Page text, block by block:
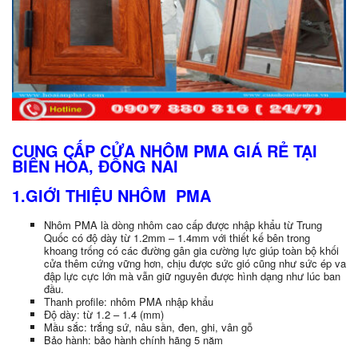
CUNG CẤP CỬA NHÔM PMA GIÁ RẺ TẠI
BIÊN HÒA, ĐỒNG NAI
1.GIỚI THIỆU NHÔM PMA
Nhôm PMA là dòng nhôm cao cấp được nhập khẩu từ Trung
Quốc có độ dày từ 1.2mm – 1.4mm với thiết kế bên trong
khoang trống có các đường gân gia cường lực giúp toàn bộ khối
cửa thêm cứng vững hơn, chịu được sức gió cũng như sức ép va
đập lực cực lớn mà vẫn giữ nguyên được hình dạng như lúc ban
đầu.
Thanh profile: nhôm PMA nhập khẩu
Độ dày: từ 1.2 – 1.4 (mm)
Mầu sắc: trắng sứ, nâu sần, đen, ghi, vân gỗ
Bảo hành: bảo hành chính hãng 5 năm